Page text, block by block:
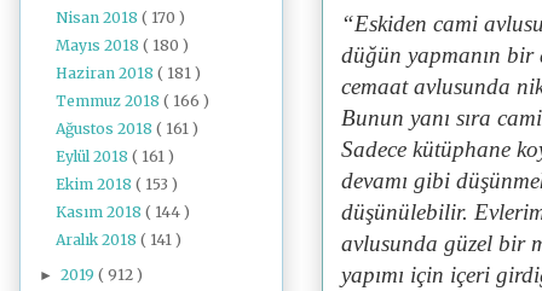
“Eskiden cami
düğün yapmanın bir
cemaat avlusunda
Bunun yanı sıra
Sadece kütüphane
devamı gibi
düşünülebilir.
avlusunda güzel bir
yapımı için içeri
Nisan 2018( 170 )
Mayıs 2018( 180 )
Haziran 2018( 181 )
Temmuz 2018( 166 )
Ağustos 2018( 161 )
Eylül 2018( 161 )
Ekim 2018( 153 )
Kasım 2018( 144 )
Aralık 2018( 141 )
► 2019 ( 912 )